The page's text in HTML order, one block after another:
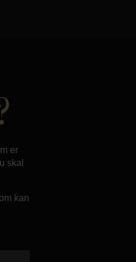
er
skal
kan